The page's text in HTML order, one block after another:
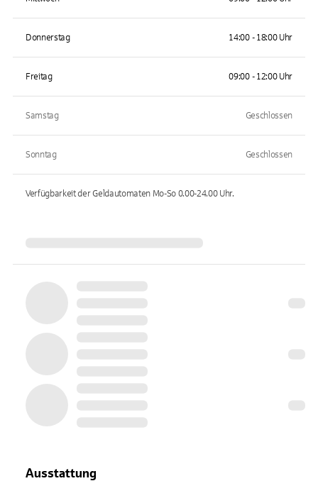
Donnerstag 14:00 - 18:00 Uhr
Freitag 09:00 - 12:00 Uhr
Samstag Geschlossen
Sonntag Geschlossen
Verfügbarkeit der Geldautomaten Mo-So 0.00-24.00Uhr.
Ausstattung